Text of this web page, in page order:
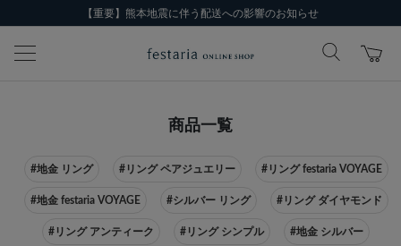
【重要】熊本地震に伴う配送への影響のお知らせ
商品一覧
#地金 リング #リング ペアジュエリー #リング festaria VOYAGE
#地金 festaria VOYAGE #シルバー リング #リング ダイヤモンド
#リング アンティーク #リング シンプル #地金 シルバー